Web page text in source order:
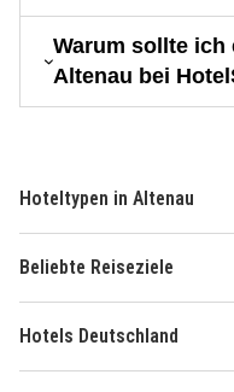
Warum sollte
Altenau bei
Hoteltypen in Altenau
Beliebte Reiseziele
Hotels Deutschland